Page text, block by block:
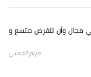
مجال وأن للفرص متسع و
مرام الجهني